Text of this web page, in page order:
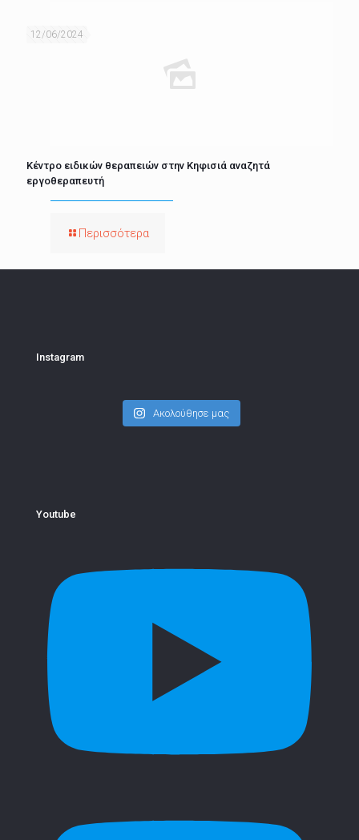
12/06/2024
Κέντρο ειδικών θεραπειών στην Κηφισιά αναζητά
εργοθεραπευτή
Περισσότερα
Instagram
Ακολούθησε μας
Youtube